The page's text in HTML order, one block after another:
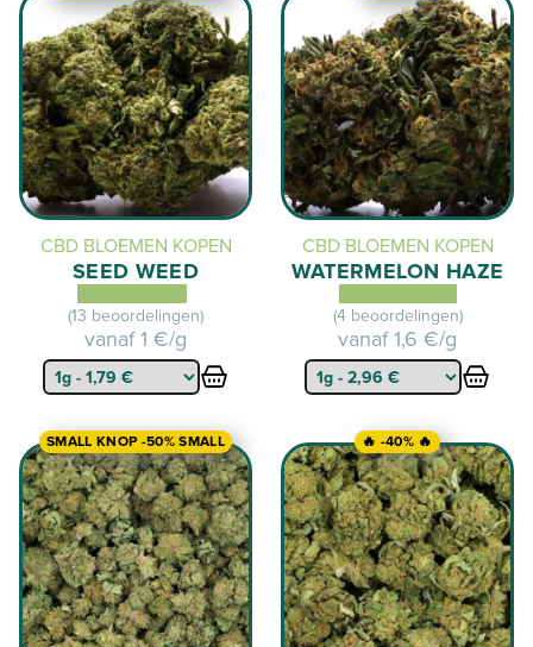
CBD BLOEMEN KOPEN
SEED WEED
(13 beoordelingen)
vanaf1 €/g
CBD BLOEMEN KOPEN
WATERMELON HAZE
(4 beoordelingen)
vanaf1,6 €/g
SMALL KNOP -50% SMALL 🔥 -40% 🔥